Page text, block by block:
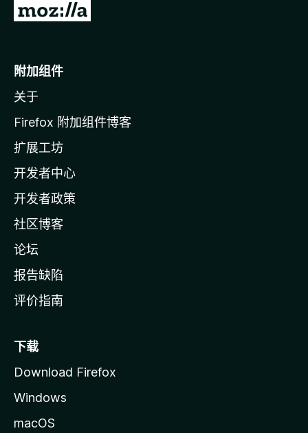
转
o
i
l
a
主
页
附加组件
关于
Firefox 附加组件博客
扩展工坊
开发者中心
开发者政策
社区博客
论坛
报告缺陷
评价指南
下载
Download Firefox
Windows
macOS